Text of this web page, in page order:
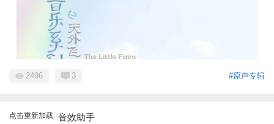
#原声专辑
2496 3
点击重新加载 音效助手